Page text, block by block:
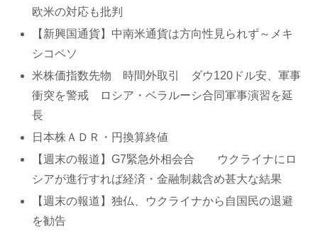
欧米の対応も批判
【新興国通貨】中南米通貨は方向性見られず～メキ
シコペソ
米株価指数先物 時間外取引 ダウ120ドル安、軍事
衝突を警戒 ロシア・ベラルーシ合同軍事演習を延
長
日本株ＡＤＲ・円換算終値
【週末の報道】G7緊急外相会合 ウクライナにロ
シアが進行すれば経済・金融制裁含め甚大な結果
【週末の報道】独仏、ウクライナから自国民の退避
を勧告